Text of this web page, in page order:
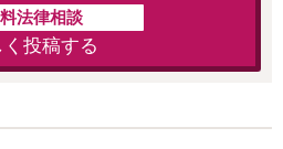
法律相談
く投稿する